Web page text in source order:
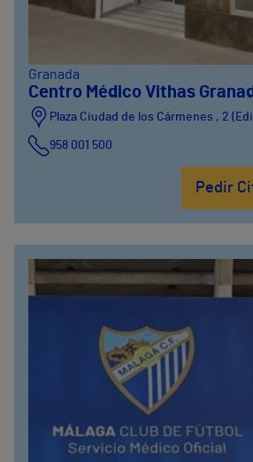
Granada
Centro Médico Vithas
Plaza Ciudad de los Cármenes , 2
958 001 500
Pedir